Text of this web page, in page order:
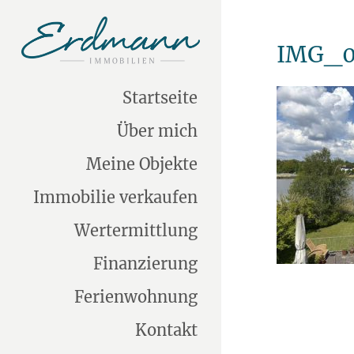
Startseite
Über mich
Meine Objekte
Immobilie verkaufen
Wertermittlung
Finanzierung
Ferienwohnung
Kontakt